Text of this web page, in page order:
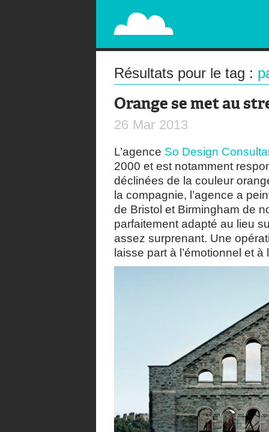
PAPERPLANE
STREET, AMBIENT, GUÉRILLA MARKETING
Résultats pour le tag :
Orange se met au
26 Mar 2013
L’agence So Design
2000 et est notamment
déclinées de la couleur
la compagnie, l’agence a
de Bristol et Birmingham de
parfaitement adapté au lieu
assez surprenant. Une
laisse part à l’émotionnel et